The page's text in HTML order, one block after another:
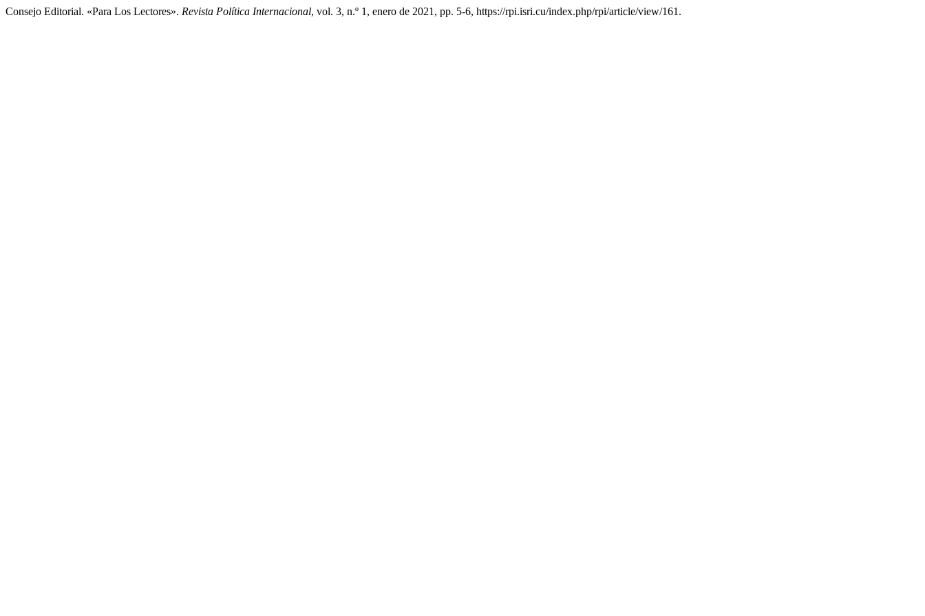
Consejo Editorial. «Para Los Lectores». Revista Política Internacional, vol. 3, n.º 1, enero de 2021, pp. 5-6, https://rpi.isri.cu/index.php/rpi/article/view/161.